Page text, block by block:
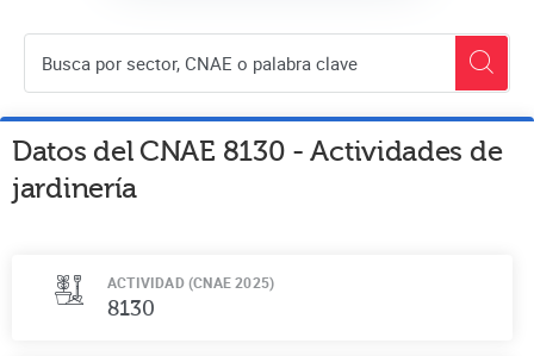
Datos del CNAE 8130 -Actividades de
jardinería
ACTIVIDAD (CNAE 2025)
8130